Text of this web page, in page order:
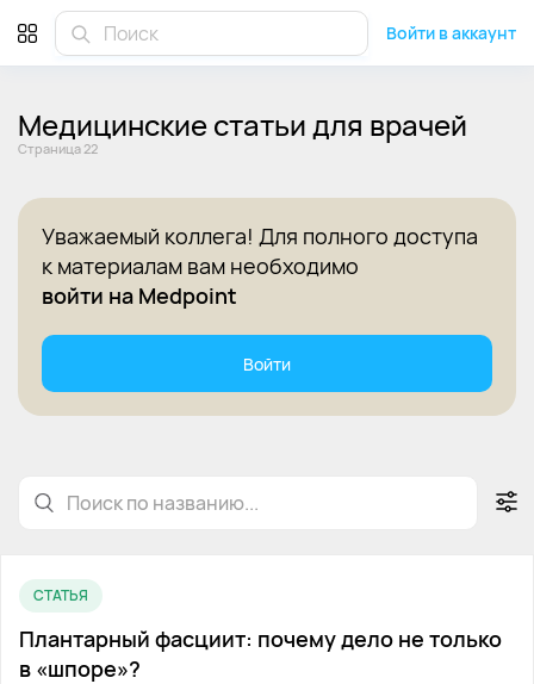
Войти в аккаунт
Медицинские статьи для врачей
Cтраница 22
Уважаемый коллега! Для полного доступа
к материалам вам необходимо
войти на Medpoint
Войти
СТАТЬЯ
Плантарный фасциит: почему дело не только
в «шпоре»?